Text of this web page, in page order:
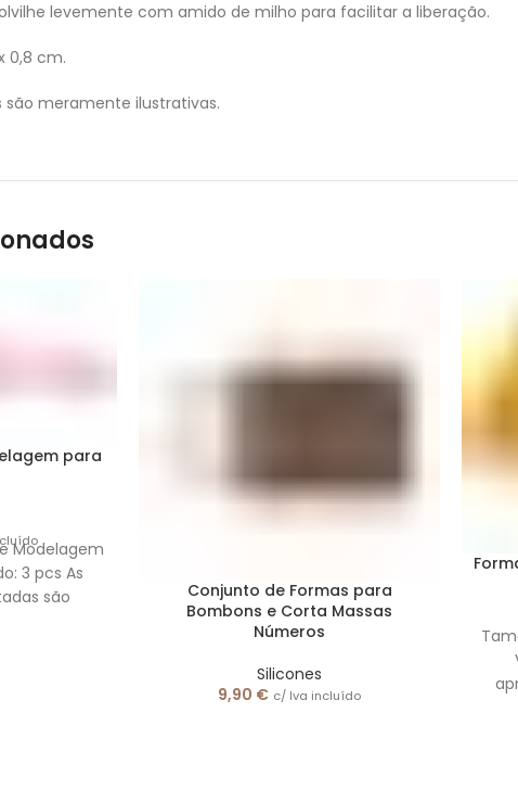
levemente com amido de milho para facilitar a liberação.
0,8 cm.
são meramente ilustrativas.
para
Modelagem
3 pcs As
são
Conjunto de Formas para
Bombons e Corta Massas
Números
Silicones
9,90 € c/ Iva incluído